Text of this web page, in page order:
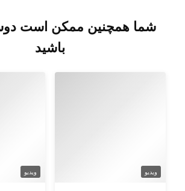
شما همچنین ممکن است
باشید
ویدیو ویدیو